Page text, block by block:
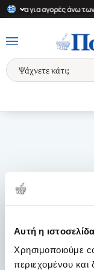
Αυτή η
Χρησιμοποιούμε
περιεχομένου και
για αγορές άνω